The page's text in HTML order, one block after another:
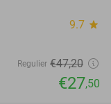
9.7 star
Regulier €47,20
€27,50